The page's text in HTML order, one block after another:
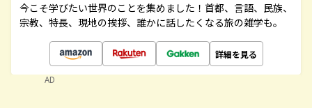
今こそ学びたい世界のことを集めました！首都、言語、民族、
宗教、特長、現地の挨拶、誰かに話したくなる旅の雑学も。
詳細を見る
AD